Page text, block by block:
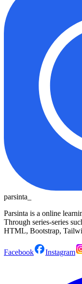
parsinta_
Parsinta is a online
Through series-series
HTML, Bootstrap,
Facebook Instagram